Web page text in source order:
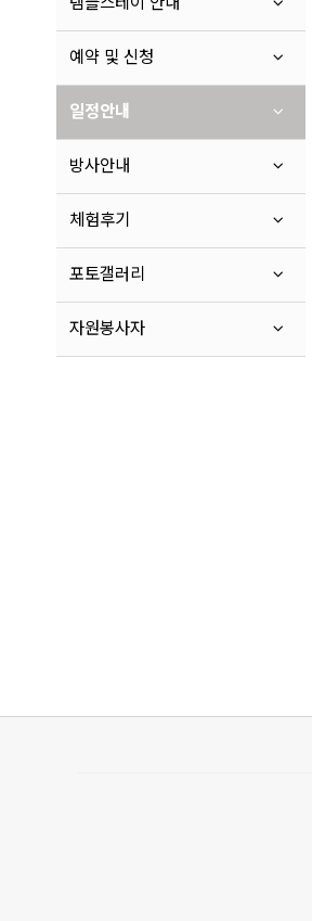
예약 및 신청
일정안내
방사안내
체험후기
포토갤러리
자원봉사자